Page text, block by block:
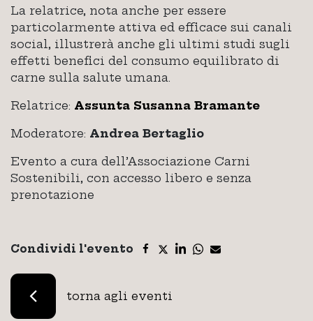
La relatrice, nota anche per essere
particolarmente attiva ed efficace sui canali
social, illustrerà anche gli ultimi studi sugli
effetti benefici del consumo equilibrato di
carne sulla salute umana.
Relatrice: Assunta Susanna Bramante
Moderatore: Andrea Bertaglio
Evento a cura dell’Associazione Carni
Sostenibili, con accesso libero e senza
prenotazione
Condividi l'evento
torna agli eventi